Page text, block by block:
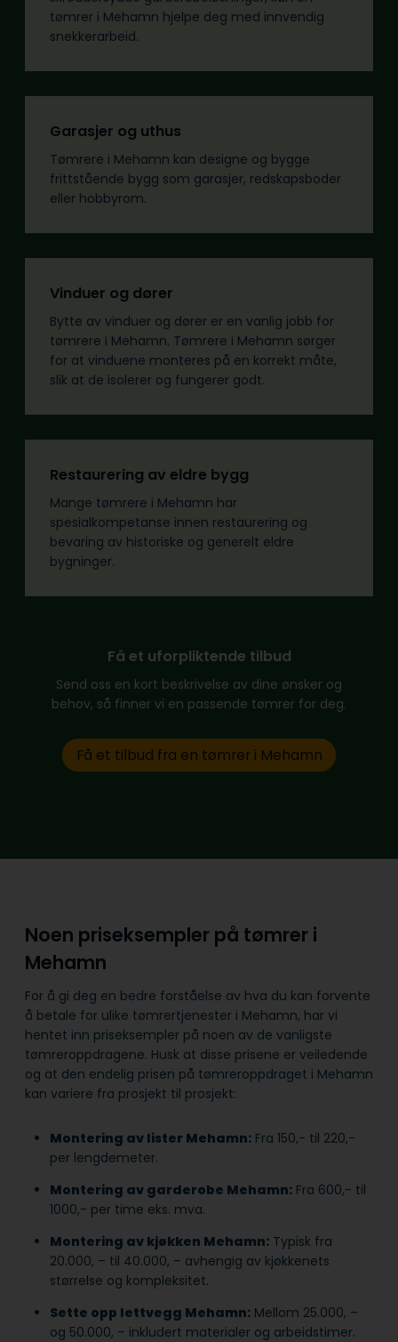
tømrer i Mehamn hjelpe deg med innvendig
snekkerarbeid.
Garasjer og uthus
Tømrere i Mehamn kan designe og bygge
frittstående bygg som garasjer, redskapsboder
eller hobbyrom.
Vinduer og dører
Bytte av vinduer og dører er en vanlig jobb for
tømrere i Mehamn. Tømrere i Mehamn sørger
for at vinduene monteres på en korrekt måte,
slik at de isolerer og fungerer godt.
Restaurering av eldre bygg
Mange tømrere i Mehamn har
spesialkompetanse innen restaurering og
bevaring av historiske og generelt eldre
bygninger.
Få et uforpliktende tilbud
Send oss en kort beskrivelse av dine ønsker og
behov, så finner vi en passende tømrer for deg.
Få et tilbud fra en tømrer i Mehamn
Noen priseksempler på tømrer i
Mehamn
For å gi deg en bedre forståelse av hva du kan forvente
å betale for ulike tømrertjenester i Mehamn, har vi
hentet inn priseksempler på noen av de vanligste
tømreroppdragene. Husk at disse prisene er veiledende
og at den endelig prisen på tømreroppdraget i Mehamn
kan variere fra prosjekt til prosjekt:
Montering av lister Mehamn: Fra 150,- til 220,-
per lengdemeter.
Montering av garderobe Mehamn: Fra 600,- til
1000,- per time eks. mva.
Montering av kjøkken Mehamn: Typisk fra
20.000, – til 40.000, – avhengig av kjøkkenets
størrelse og kompleksitet.
Sette opp lettvegg Mehamn: Mellom 25.000, –
og 50.000, – inkludert materialer og arbeidstimer.